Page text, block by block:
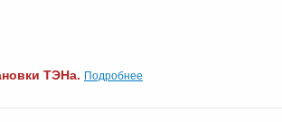
ТЭНа. Подробнее